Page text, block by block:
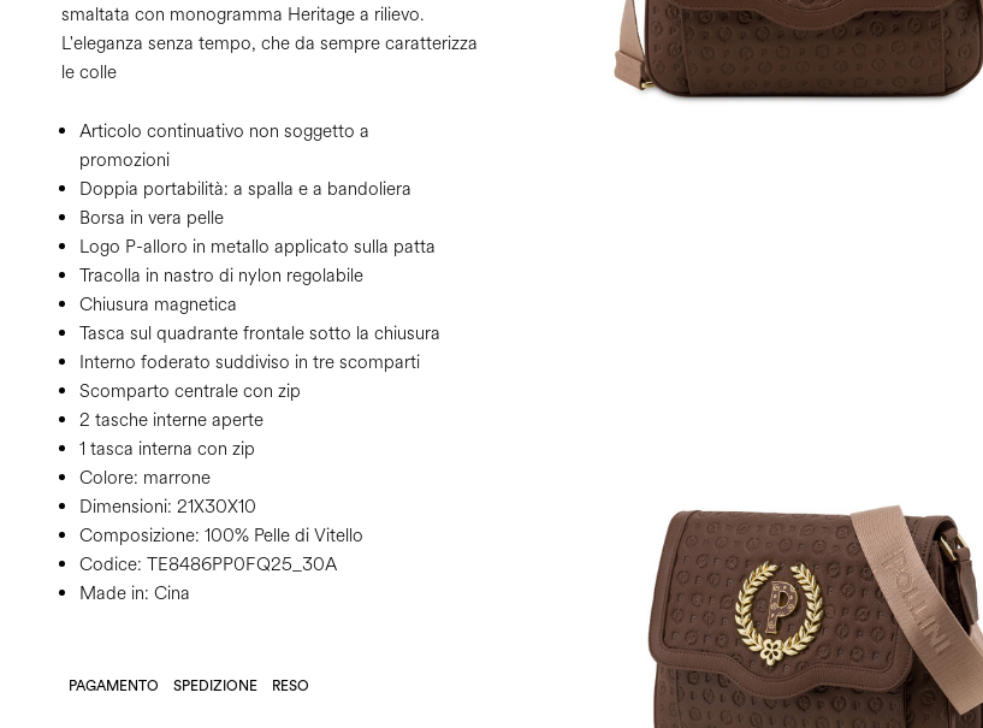
smaltata con monogramma Heritage a rilievo.
L'eleganza senza tempo, che da sempre caratterizza
le colle
Articolo continuativo non soggetto a
promozioni
Doppia portabilità: a spalla e a bandoliera
Borsa in vera pelle
Logo P-alloro in metallo applicato sulla patta
Tracolla in nastro di nylon regolabile
Chiusura magnetica
Tasca sul quadrante frontale sotto la chiusura
Interno foderato suddiviso in tre scomparti
Scomparto centrale con zip
2 tasche interne aperte
1 tasca interna con zip
Colore: marrone
Dimensioni: 21X30X10
Composizione: 100% Pelle di Vitello
Codice: TE8486PP0FQ25_30A
Made in: Cina
PAGAMENTO SPEDIZIONE RESO